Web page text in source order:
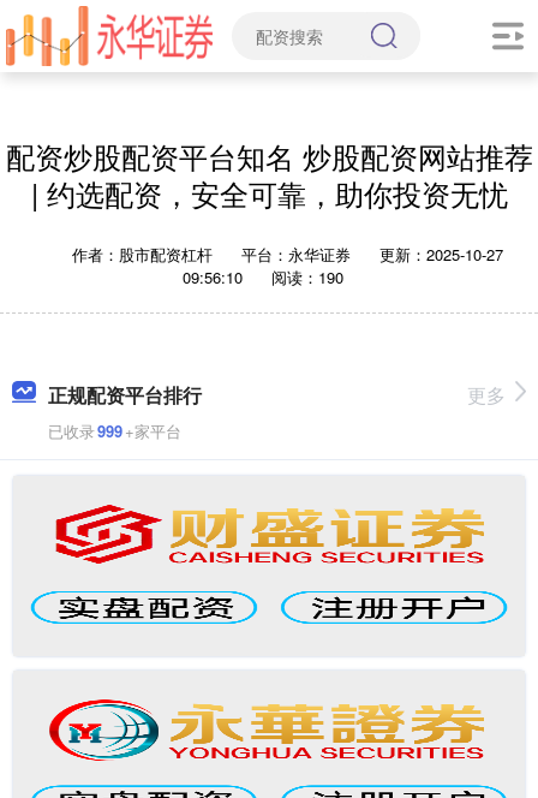
配资炒股配资平台知名 炒股配资网站推荐
| 约选配资，安全可靠，助你投资无忧
作者：股市配资杠杆 平台：永华证券
更新：2025-10-27
09:56:10
阅读：190
正规配资平台排行
已收录999+家平台
更多